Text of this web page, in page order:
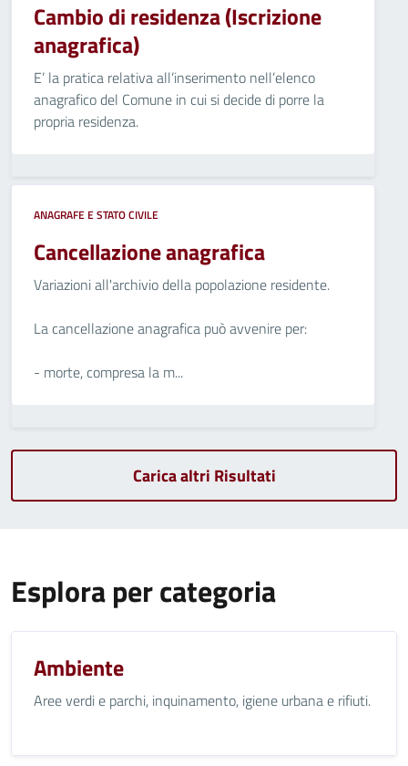
Cambio di residenza (Iscrizione
anagrafica)
E’ la pratica relativa all’inserimento nell’elenco
anagrafico del Comune in cui si decide di porre la
propria residenza.
ANAGRAFE E STATO CIVILE
Cancellazione anagrafica
Variazioni all'archivio della popolazione residente.
La cancellazione anagrafica può avvenire per:
- morte, compresa la m...
Carica altri Risultati
Esplora per categoria
Ambiente
Aree verdi e parchi, inquinamento, igiene urbana e rifiuti.